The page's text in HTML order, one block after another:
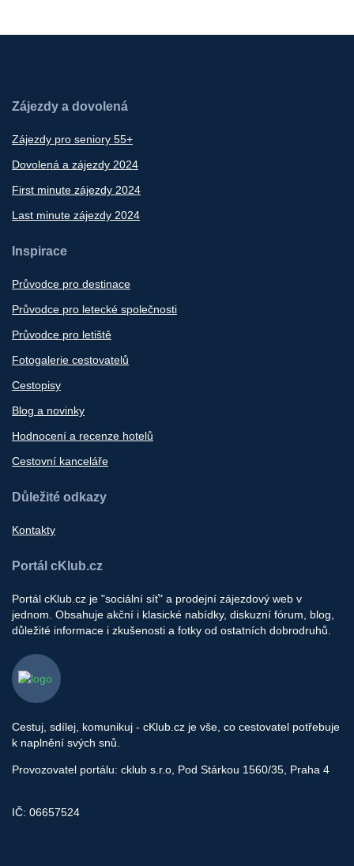
Zájezdy a dovolená
Zájezdy pro seniory 55+
Dovolená a zájezdy 2024
First minute zájezdy 2024
Last minute zájezdy 2024
Inspirace
Průvodce pro destinace
Průvodce pro letecké společnosti
Průvodce pro letiště
Fotogalerie cestovatelů
Cestopisy
Blog a novinky
Hodnocení a recenze hotelů
Cestovní kanceláře
Důležité odkazy
Kontakty
Portál cKlub.cz
Portál cKlub.cz je "sociální síť" a prodejní zájezdový web v
jednom. Obsahuje akční i klasické nabídky, diskuzní fórum, blog,
důležité informace i zkušenosti a fotky od ostatních dobrodruhů.
Cestuj, sdílej, komunikuj - cKlub.cz je vše, co cestovatel potřebuje
k naplnění svých snů.
Provozovatel portálu: cklub s.r.o, Pod Stárkou 1560/35, Praha 4
IČ: 06657524